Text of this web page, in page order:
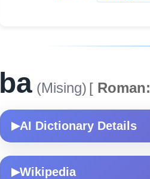
ba (Mising) [ Roman:
▶AI Dictionary Details
▶Wikipedia